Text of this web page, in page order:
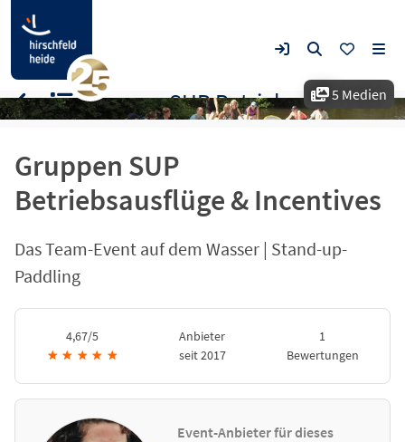
5 Medien
Gruppen SUP
Betriebsausflüge & Incentives
Das Team-Event auf dem Wasser | Stand-up-
Paddling
4,67/5
★ ★ ★ ★ ★
Anbieter
seit 2017
1
Bewertungen
Event-Anbieter für dieses
Gruppen SUP Betriebsausflüge & Incentives